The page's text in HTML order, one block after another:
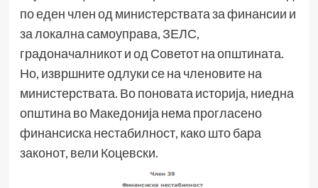
по еден член од министерствата за финансии и
за локална самоуправа, ЗЕЛС,
градоначалникот и од Советот на општината.
Но, извршните одлуки се на членовите на
министерствата. Во поновата историја, ниедна
општина во Македонија нема прогласено
финансиска нестабилност, како што бара
законот, вели Коцевски.